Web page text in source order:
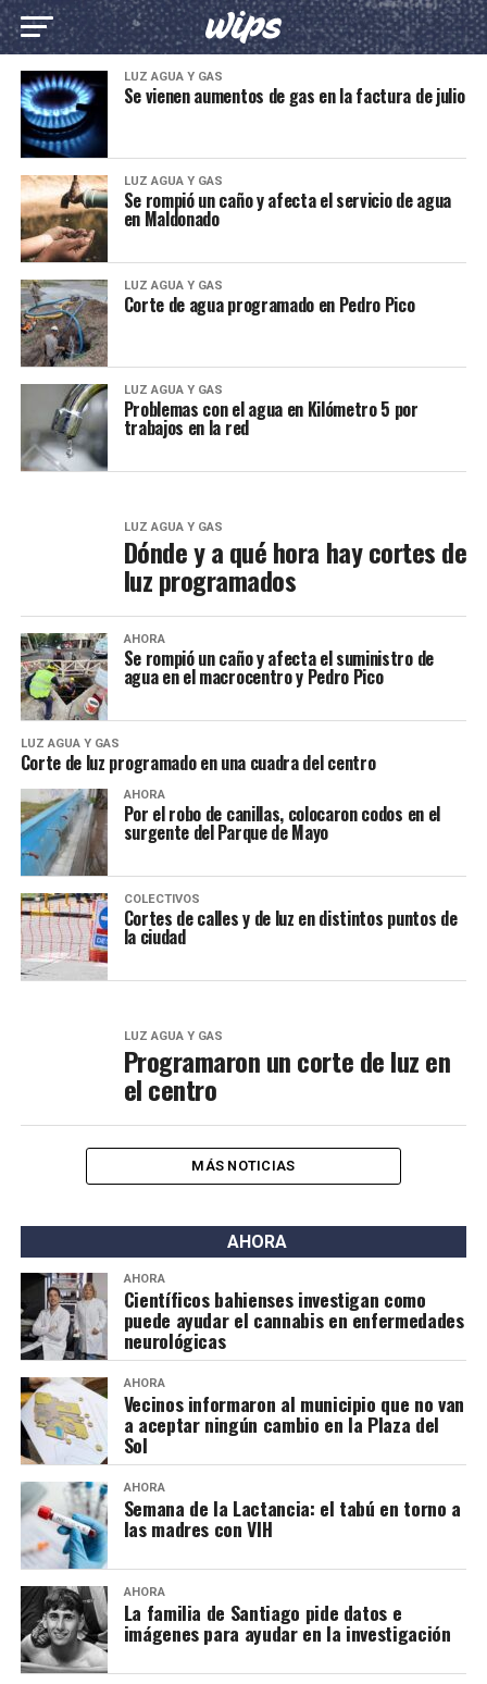
LUZ AGUA Y GAS
Se vienen aumentos de gas en la factura de julio
LUZ AGUA Y GAS
Se rompió un caño y afecta el servicio de agua
en Maldonado
LUZ AGUA Y GAS
Corte de agua programado en Pedro Pico
LUZ AGUA Y GAS
Problemas con el agua en Kilómetro 5 por
trabajos en la red
LUZ AGUA Y GAS
Dónde y a qué hora hay cortes de
luz programados
AHORA
Se rompió un caño y afecta el suministro de
agua en el macrocentro y Pedro Pico
LUZ AGUA Y GAS
Corte de luz programado en una cuadra del centro
AHORA
Por el robo de canillas, colocaron codos en el
surgente del Parque de Mayo
COLECTIVOS
Cortes de calles y de luz en distintos puntos de
la ciudad
LUZ AGUA Y GAS
Programaron un corte de luz en
el centro
MÁS NOTICIAS
AHORA
AHORA
Científicos bahienses investigan como
puede ayudar el cannabis en enfermedades
neurológicas
AHORA
Vecinos informaron al municipio que no van
a aceptar ningún cambio en la Plaza del
Sol
AHORA
Semana de la Lactancia: el tabú en torno a
las madres con VIH
AHORA
La familia de Santiago pide datos e
imágenes para ayudar en la investigación